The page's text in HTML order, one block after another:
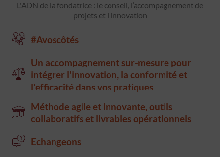
L'ADN de la fondatrice : le conseil, l’accompagnement de
projets et l’innovation
#Avoscôtés
Un accompagnement sur-mesure pour
intégrer l'innovation, la conformité et
l'efficacité dans vos pratiques
Méthode agile et innovante, outils
collaboratifs et livrables opérationnels
Echangeons